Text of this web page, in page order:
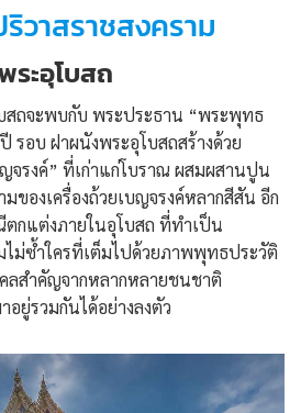
วาสราชสงคราม
ระอุโบสถ
สถจะพบกับ พระประธาน “พระพุทธ
รอบ ฝาผนังพระอุโบสถสร้างด้วย
จรงค์” ที่เก่าแก่โบราณ ผสมผสานปูน
ของเครื่องถ้วยเบญจรงค์หลากสีสัน อีก
กแต่งภายในอุโบสถ ที่ทำเป็น
ไม่ซ้ำใครที่เต็มไปด้วยภาพพุทธประวัติ
ลสำคัญจากหลากหลายชนชาติ
ยู่รวมกันได้อย่างลงตัว